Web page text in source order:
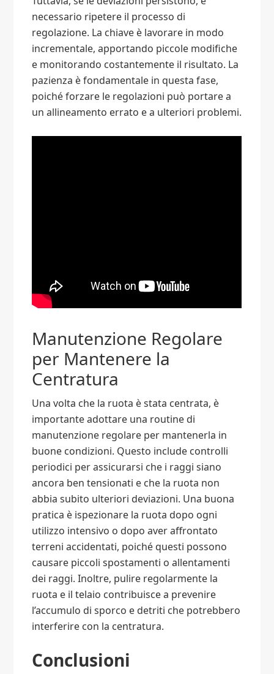
necessario ripetere il processo di
regolazione. La chiave è lavorare in modo
incrementale, apportando piccole modifiche
e monitorando costantemente il risultato. La
pazienza è fondamentale in questa fase,
poiché forzare le regolazioni può portare a
un allineamento errato e a ulteriori problemi.
Manutenzione Regolare
per Mantenere la
Centratura
Una volta che la ruota è stata centrata, è
importante adottare una routine di
manutenzione regolare per mantenerla in
buone condizioni. Questo include controlli
periodici per assicurarsi che i raggi siano
ancora ben tensionati e che la ruota non
abbia subito ulteriori deviazioni. Una buona
pratica è ispezionare la ruota dopo ogni
utilizzo intensivo o dopo aver affrontato
terreni accidentati, poiché questi possono
causare piccoli spostamenti o allentamenti
dei raggi. Inoltre, pulire regolarmente la
ruota e il telaio contribuisce a prevenire
l’accumulo di sporco e detriti che potrebbero
interferire con la centratura.
Conclusioni